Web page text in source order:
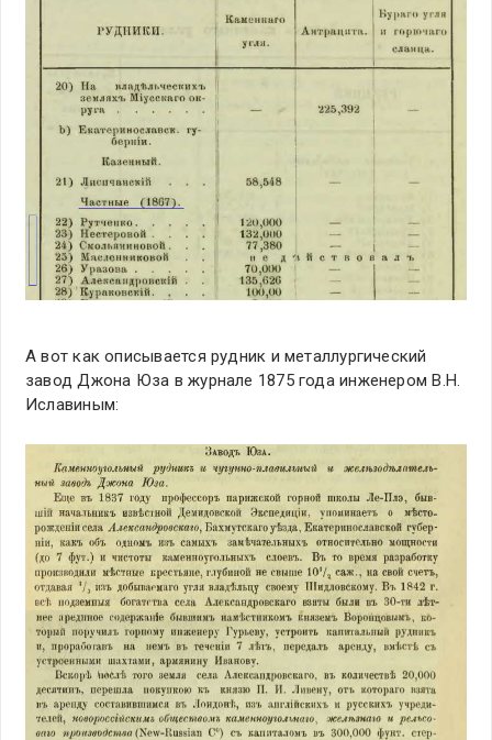
А вот как описывается рудник и металлургический
завод Джона Юза в журнале 1875 года инженером В.Н.
Иславиным: